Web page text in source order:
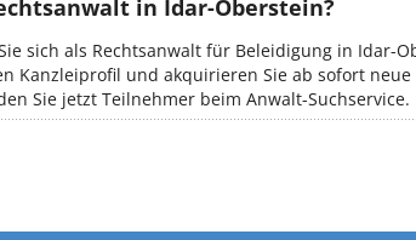
in Idar-Oberstein?
sich als Rechtsanwalt für Beleidigung in Idar-
Kanzleiprofil und akquirieren Sie ab sofort
Sie jetzt Teilnehmer beim Anwalt-Suchservice.